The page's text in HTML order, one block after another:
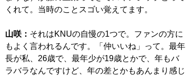
くれて。当時のことスゴい覚えてます。
山咲： それはKNUの自慢の1つで。ファンの方に
もよく言われるんです。「仲いいね」って。最年
長が私、26歳で、最年少が19歳とかで、年もバ
ラバラなんですけど、年の差とかもあんまり感じ